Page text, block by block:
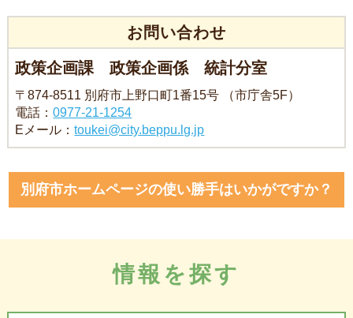
お問い合わせ
政策企画課 政策企画係 統計分室
〒874-8511 別府市上野口町1番15号 （市庁舎5F）
電話：0977-21-1254
Eメール：toukei@city.beppu.lg.jp
別府市ホームページの使い勝手はいかがですか？
情報を探す